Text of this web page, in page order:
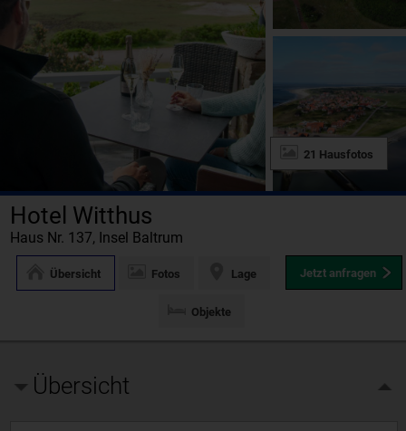
21 Hausfotos
Hotel Witthus
Haus Nr. 137, Insel Baltrum
Jetzt anfragen
Übersicht Fotos Lage
Objekte
Übersicht